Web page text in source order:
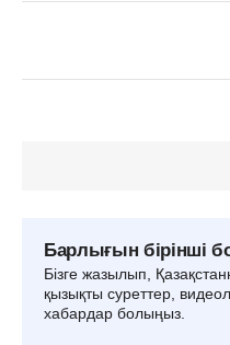
Барлығын бірінші
Бізге жазылып,
қызықты суреттер,
хабардар болыңыз.